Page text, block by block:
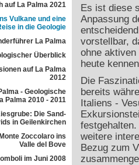
auf La Palma 2021
Vulkane und eine
in die Geologie
La Palma
Überblick
auf La Palma
2012
- Geologische
Palma 2010 - 2011
Die Sand-
in Geilenkirchen
Zoccolaro ins
Valle del Bove
im Juni 2008
Es ist diese
Anpassung
vorstellbar,
ohne
heute
Die
bereits
Italiens -
weitere
Bezug zum